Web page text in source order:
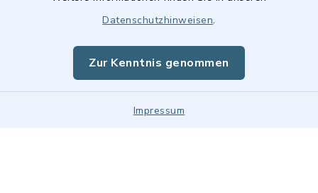
Datenschutzhinweisen.
Zur Kenntnis genommen
Impressum
Impressum
Sitemap